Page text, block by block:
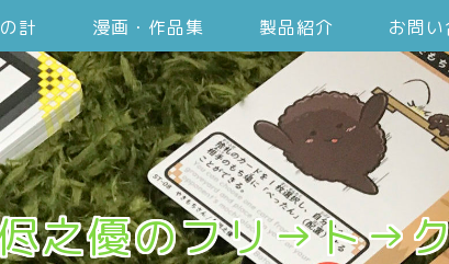
計 漫画・作品集 製品紹介 お問
之優のフリ→ト→